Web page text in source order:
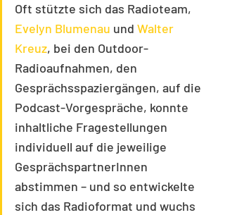
Oft stützte sich das Radioteam,
Evelyn Blumenau und Walter
Kreuz, bei den Outdoor-
Radioaufnahmen, den
Gesprächsspaziergängen, auf die
Podcast-Vorgespräche, konnte
inhaltliche Fragestellungen
individuell auf die jeweilige
GesprächspartnerInnen
abstimmen – und so entwickelte
sich das Radioformat und wuchs